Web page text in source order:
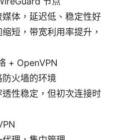
体，延迟低、稳定性好
短，带宽利用率提升，
+ OpenVPN
火墙的环境
性稳定，但初次连接时